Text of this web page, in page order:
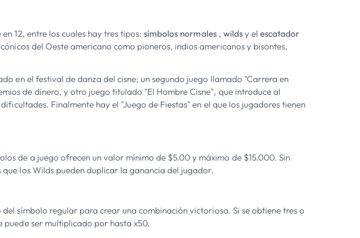
12, entre los cuales hay tres tipos:símbolos normales , wildsy el escatador
del Oeste americano como pioneros, indios americanos y bisontes,
en el festival de danza del cisne; un segundo juego llamado "Carrera en
de dinero, y otro juego titulado "El Hombre Cisne", que introduce al
Finalmente hay el "Juego de Fiestas" en el que los jugadores tienen
de a juego ofrecen un valor mínimo de $5.00 y máximo de $15.000. Sin
los Wilds pueden duplicar la ganancia del jugador.
símbolo regular para crear una combinación victoriosa. Si se obtiene tres o
puede ser multiplicado por hasta x50.